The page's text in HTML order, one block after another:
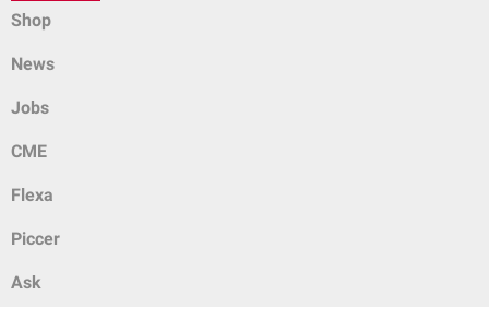
Shop
News
Jobs
CME
Flexa
Piccer
Ask